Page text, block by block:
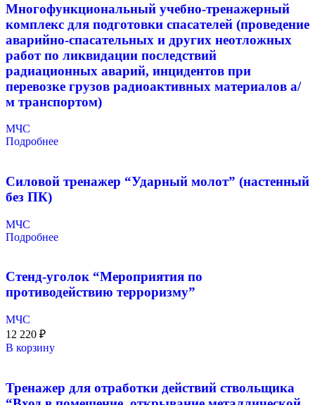
Многофункциональный учебно-тренажерный
комплекс для подготовки спасателей (проведение
аварийно-спасательных и других неотложных
работ по ликвидации последствий
радиационных аварий, инцидентов при
перевозке грузов радиоактивных материалов а/
м транспортом)
МЧС
Подробнее
Силовой тренажер “Ударный молот” (настенный
без ПК)
МЧС
Подробнее
Стенд-уголок “Мероприятия по
противодействию терроризму”
МЧС
12 220 ₽
В корзину
Тренажер для отработки действий ствольщика